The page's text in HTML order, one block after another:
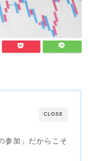
CLOSE
参加」だからこそ